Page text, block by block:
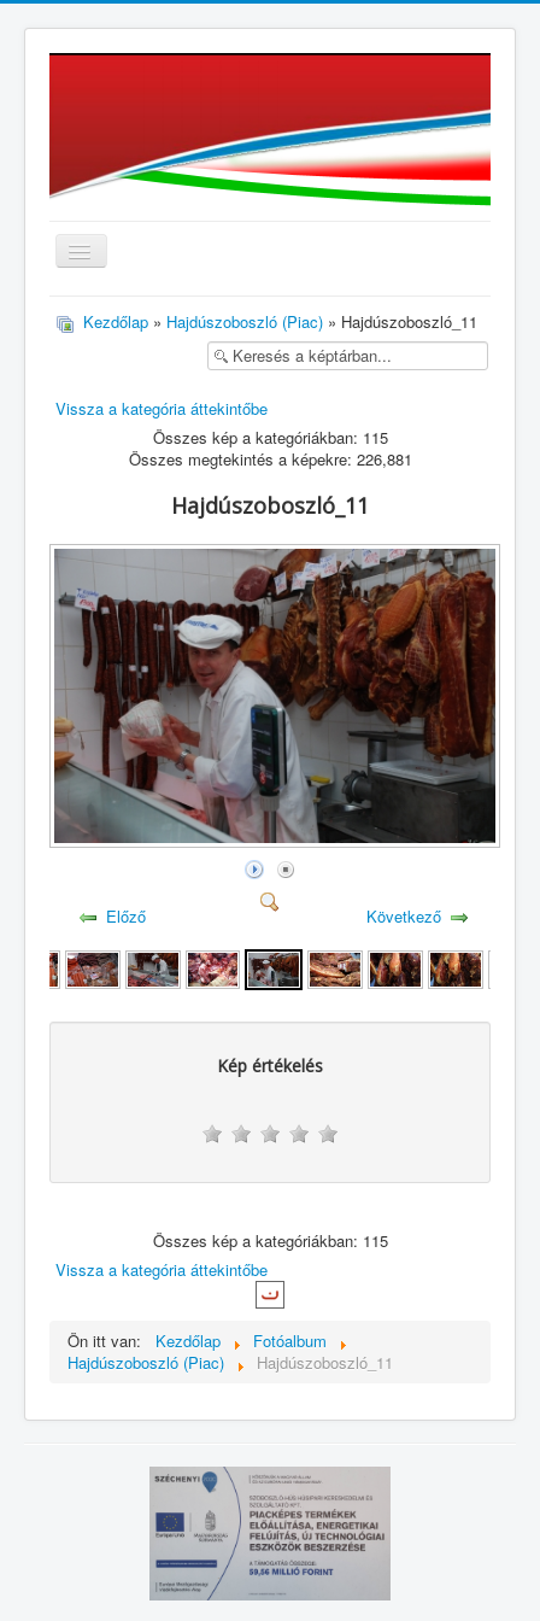
≡
Kezdőlap » Hajdúszoboszló (Piac) » Hajdúszoboszló_11
Vissza a kategória áttekintőbe
Összes kép a kategóriákban: 115
Összes megtekintés a képekre: 226,881
Hajdúszoboszló_11
Előző Következő
Kép értékelés
Összes kép a kategóriákban: 115
Vissza a kategória áttekintőbe
Ön itt van: Kezdőlap
Fotóalbum
Hajdúszoboszló (Piac)
Hajdúszoboszló_11